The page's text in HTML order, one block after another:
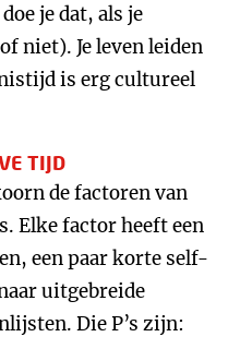
je dat, als je
niet). Je leven leiden
is erg cultureel
TIJD
de factoren van
Elke factor heeft een
een paar korte self-
uitgebreide
Die P’s zijn: